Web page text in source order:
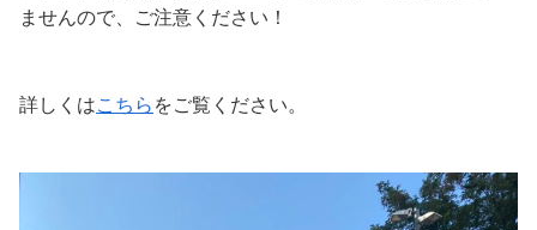
ませんので、ご注意ください！
詳しくはこちら をご覧ください。